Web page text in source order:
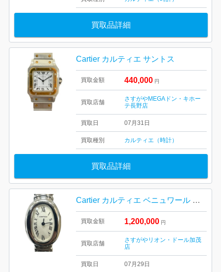
買取品詳細
Cartier カルティエ サントス
買取金額 440,000 円
買取店舗
さすがやMEGAドン・キホー
テ長野店
買取日 07月31日
買取種別 カルティエ（時計）
買取品詳細
Cartier カルティエ ベニュワール ブランド時計 腕時計
買取金額 1,200,000 円
買取店舗
さすがやリオン・ドール加茂
店
買取日 07月29日